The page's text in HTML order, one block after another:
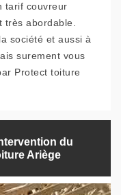
tarif couvreur
abordable.
société et aussi à
surement vous
Protect toiture
du
Ariège